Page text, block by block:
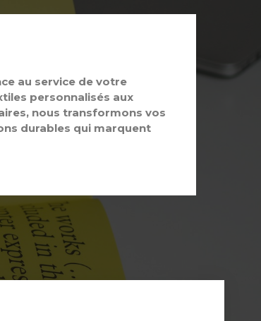
au service de votre
personnalisés aux
nous transformons vos
durables qui marquent